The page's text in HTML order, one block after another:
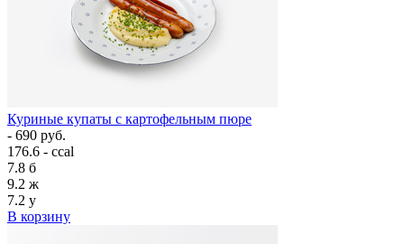
Куриные купаты с картофельным пюре
- 690 руб.
176.6 - ccal
7.8 б
9.2 ж
7.2 у
В корзину